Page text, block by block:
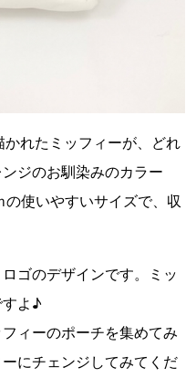
れたミッフィーが、どれ
ジのお馴染みのカラー
使いやすいサイズで、収
ゴのデザインです。ミッ
すよ♪
ィーのポーチを集めてみ
にチェンジしてみてくだ